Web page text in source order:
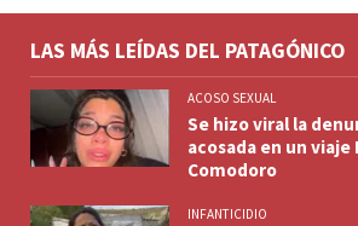
LAS MÁS LEÍDAS DEL PATAGÓNICO
ACOSO SEXUAL
Se hizo viral la
acosada en un viaje
Comodoro
INFANTICIDIO